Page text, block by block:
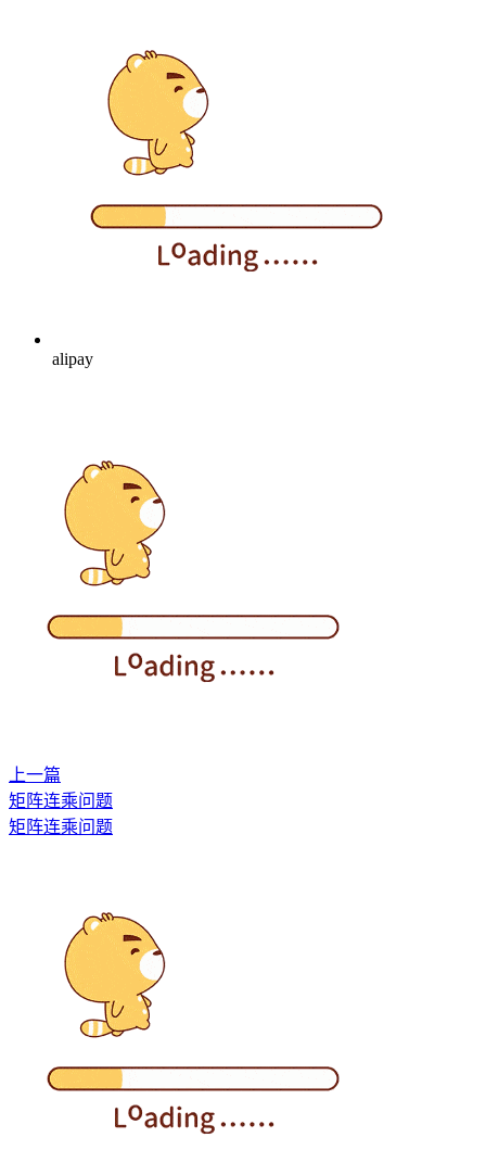
alipay
上一篇
矩阵连乘问题
矩阵连乘问题